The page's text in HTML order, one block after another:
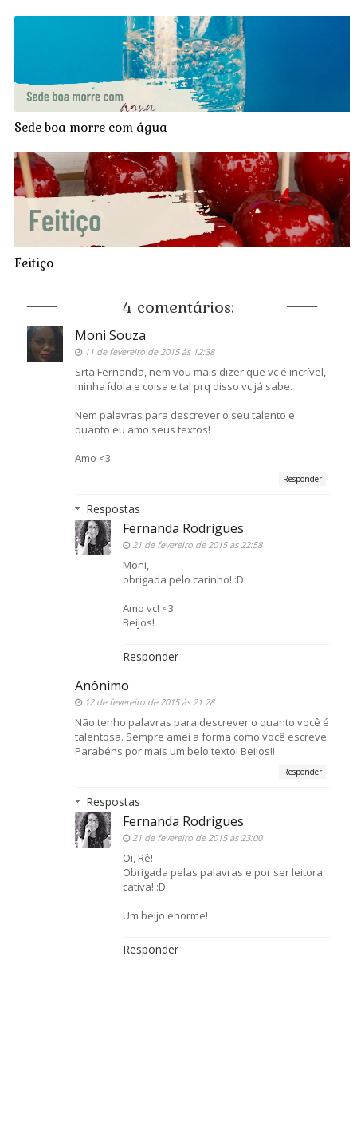
Sede boa morre com água
Feitiço
4 comentários:
Moni Souza
11 de fevereiro de 2015 às 12:38
Srta Fernanda, nem vou mais dizer que vc é incrível,
minha ídola e coisa e tal prq disso vc já sabe.
Nem palavras para descrever o seu talento e
quanto eu amo seus textos!
Amo <3
Responder
Respostas
Fernanda Rodrigues
21 de fevereiro de 2015 às 22:58
Moni,
obrigada pelo carinho! :D
Amo vc! <3
Beijos!
Responder
Anônimo
12 de fevereiro de 2015 às 21:28
Não tenho palavras para descrever o quanto você é
talentosa. Sempre amei a forma como você escreve.
Parabéns por mais um belo texto! Beijos!!
Responder
Respostas
Fernanda Rodrigues
21 de fevereiro de 2015 às 23:00
Oi, Rê!
Obrigada pelas palavras e por ser leitora
cativa! :D
Um beijo enorme!
Responder